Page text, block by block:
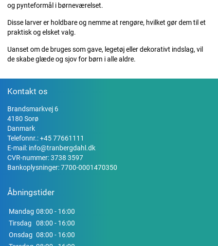
og pynteformål i børneværelset.
Disse larver er holdbare og nemme at rengøre, hvilket gør dem til et
praktisk og elsket valg.
Uanset om de bruges som gave, legetøj eller dekorativt indslag, vil
de skabe glæde og sjov for børn i alle aldre.
Kontakt os
Brandsmarkvej 6
4180 Sorø
Danmark
Telefonnr.:+45 77661111
E-mail: info@tranbergdahl.dk
CVR-nummer: 3738 3597
Bankoplysninger: 7700-0001470350
Åbningstider
Mandag 08:00 - 16:00
Tirsdag
08:00 - 16:00
Onsdag 08:00 - 16:00